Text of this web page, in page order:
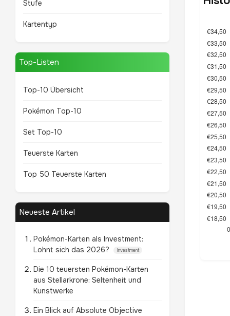
Stufe
Kartentyp
Top-Listen
Top-10 Übersicht
Pokémon Top-10
Set Top-10
Teuerste Karten
Top 50 Teuerste Karten
Neueste Artikel
Pokémon-Karten als Investment:
Lohnt sich das 2026?
Investment
Die 10 teuersten Pokémon-Karten
aus Stellarkrone: Seltenheit und
Kunstwerke
Ein Blick auf Absolute Objective